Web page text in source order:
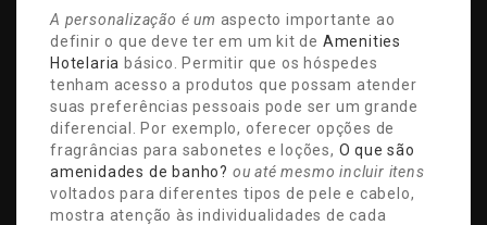
A personalização é um aspecto importante ao
definir o que deve ter em um kit de Amenities
Hotelaria básico. Permitir que os hóspedes
tenham acesso a produtos que possam atender
suas preferências pessoais pode ser um grande
diferencial. Por exemplo, oferecer opções de
fragrâncias para sabonetes e loções, O que são
amenidades de banho? ou até mesmo incluir itens
voltados para diferentes tipos de pele e cabelo,
mostra atenção às individualidades de cada